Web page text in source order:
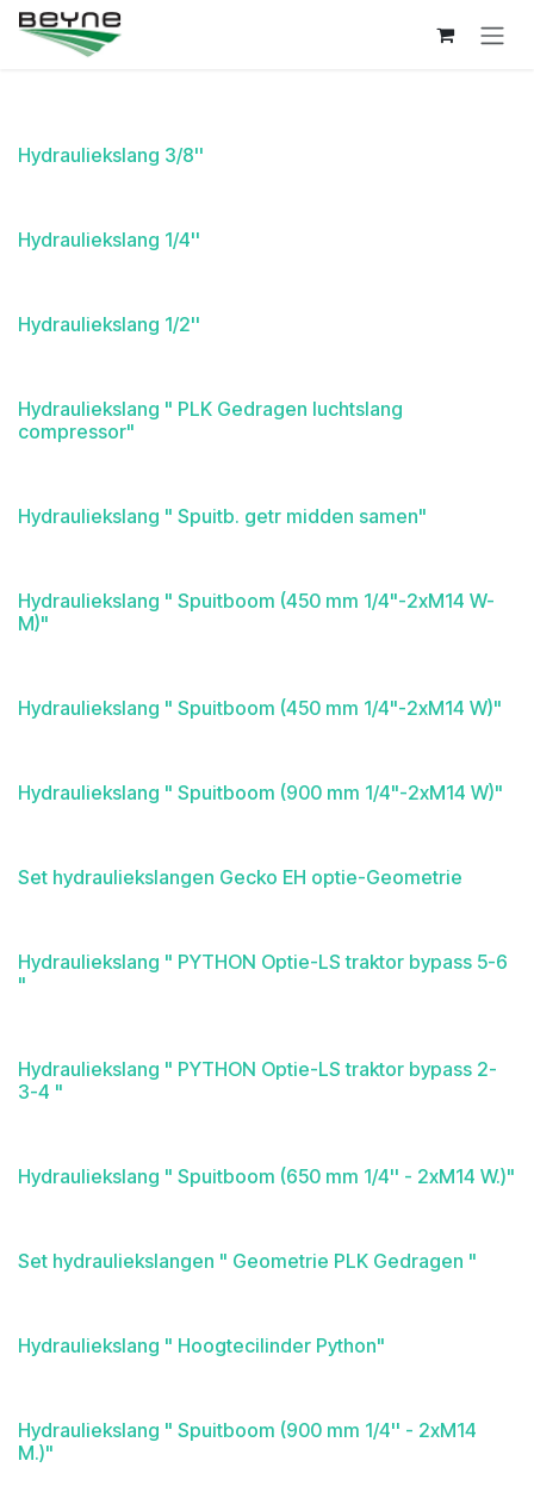
Overslaan naar inhoud
Hydrauliekslang 3/8''
Hydrauliekslang 1/4''
Hydrauliekslang 1/2''
Hydrauliekslang " PLK Gedragen luchtslang
compressor"
Hydrauliekslang " Spuitb. getr midden samen"
Hydrauliekslang " Spuitboom (450 mm 1/4"-2xM14 W-
M)"
Hydrauliekslang " Spuitboom (450 mm 1/4"-2xM14 W)"
Hydrauliekslang " Spuitboom (900 mm 1/4"-2xM14 W)"
Set hydrauliekslangen Gecko EH optie-Geometrie
Hydrauliekslang " PYTHON Optie-LS traktor bypass 5-6
"
Hydrauliekslang " PYTHON Optie-LS traktor bypass 2-
3-4 "
Hydrauliekslang " Spuitboom (650 mm 1/4'' - 2xM14 W.)"
Set hydrauliekslangen " Geometrie PLK Gedragen "
Hydrauliekslang " Hoogtecilinder Python"
Hydrauliekslang " Spuitboom (900 mm 1/4'' - 2xM14
M.)"